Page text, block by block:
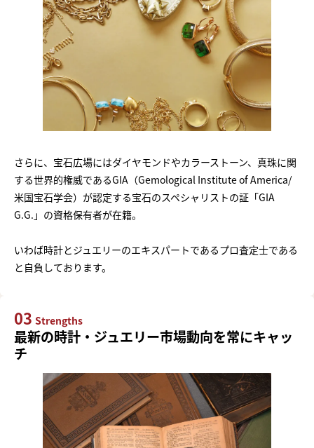
さらに、宝石広場にはダイヤモンドやカラーストーン、真珠に関
する世界的権威であるGIA（Gemological Institute of America/
米国宝石学会）が認定する宝石のスペシャリストの証「GIA
G.G.」の資格保有者が在籍。
いわば時計とジュエリーのエキスパートであるプロ査定士である
と自負しております。
03 Strengths
最新の時計・ジュエリー市場動向を常にキャッ
チ